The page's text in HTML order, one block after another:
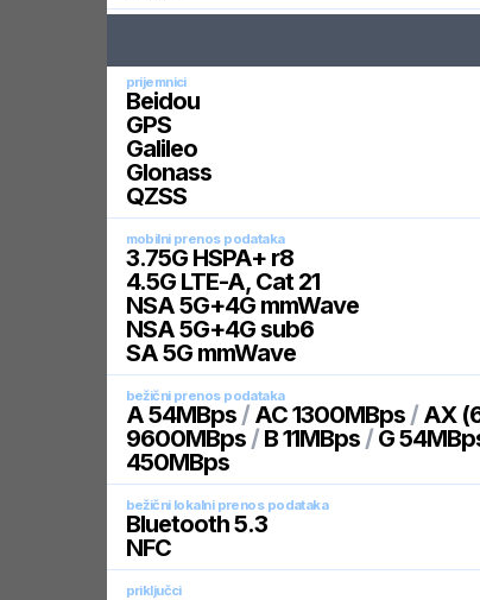
prijemnici
Beidou
GPS
Galileo
Glonass
QZSS
mobilni prenos podataka
3.75G HSPA+ r8
4.5G LTE-A, Cat 21
NSA 5G+4G mmWave
NSA 5G+4G sub6
SA 5G mmWave
bežični prenos podataka
A 54MBps/ AC 1300MBps/ AX
9600MBps/ B 11MBps/ G
450MBps
bežični lokalni prenos podataka
Bluetooth 5.3
NFC
priključci